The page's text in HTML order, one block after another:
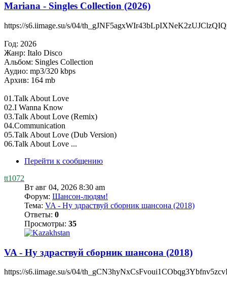
Mariana - Singles Collection (2026)
https://s6.iimage.su/s/04/
Год: 2026
Жанр: Italo Disco
Альбом: Singles Collection
Аудио: mp3/320 kbps
Архив: 164 mb
01.Talk About Love
02.I Wanna Know
03.Talk About Love (Remix)
04.Communication
05.Talk About Love (Dub Version)
06.Talk About Love ...
Перейти к сообщению
tt1072
Вт авг 04, 2026 8:30 am
Форум: Шансон-людям!
Тема: VA - Ну здраствуй сборник шансона (2018)
Ответы: 0
Просмотры: 35
VA - Ну здраствуй сборник шансона (2018)
https://s6.iimage.su/s/04/